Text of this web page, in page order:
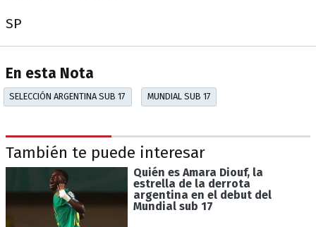
SP
En esta Nota
SELECCIÓN ARGENTINA SUB 17 MUNDIAL SUB 17
También te puede interesar
Quién es Amara Diouf, la
estrella de la derrota
argentina en el debut del
Mundial sub 17